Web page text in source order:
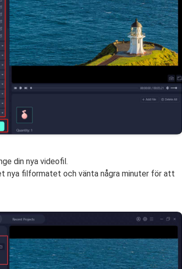
din nya videofil.
nya filformatet och vänta några minuter för att